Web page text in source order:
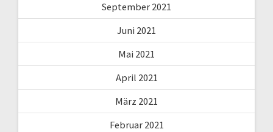
September 2021
Juni 2021
Mai 2021
April 2021
März 2021
Februar 2021